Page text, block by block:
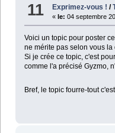
11 Exprimez-vous ! /
«le: 04 septembre
Voici un topic pour poster
ne mérite pas selon vous la
Si je crée ce topic, c'est
comme l'a précisé Gyzmo,
Bref, le topic fourre-tout